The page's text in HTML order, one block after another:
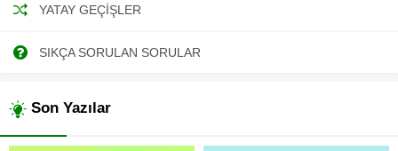
YATAY GEÇIŞLER
SIKÇA SORULAN SORULAR
Son Yazılar